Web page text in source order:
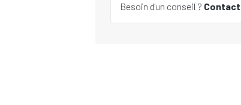
Besoin d'un conseil ?